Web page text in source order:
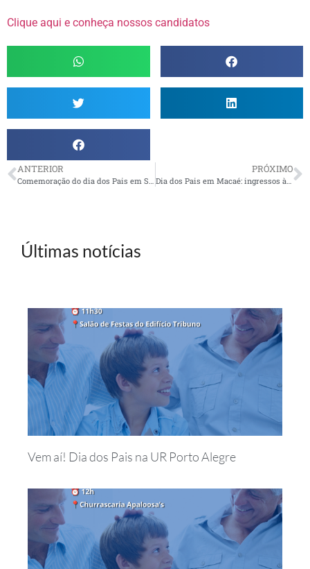
Clique aqui e conheça nossos candidatos
ANTERIOR
Comemoração do dia dos Pais em São José dos Campos
PRÓXIMO
Dia dos Pais em Macaé: ingressos à venda
Últimas notícias
Vem aí! Dia dos Pais na UR Porto Alegre